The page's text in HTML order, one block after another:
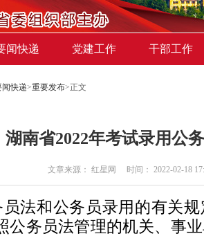
闻快递 党建工作 干部工作
闻快递>重要发布>正文
湖南省2022年考试录用公
文章来源： 红星网 时间： 2022-02-18
法和公务员录用的有关
公务员法管理的机关、事